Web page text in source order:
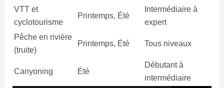
VTT et
cyclotourisme
Printemps, Été
Intermédiaire à
expert
Pêche en rivière
(truite)
Printemps, Été Tous niveaux
Canyoning Été
Débutant à
intermédiaire